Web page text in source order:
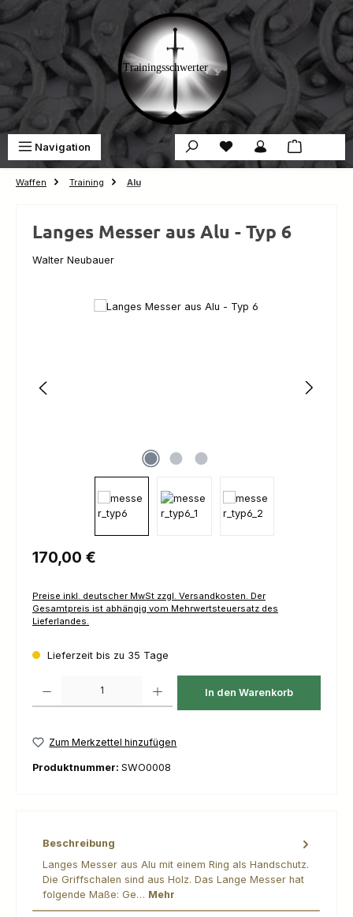
Zum Hauptinhalt springen
Navigation Du hast 0 Produkte auf
Waffen Training Alu
Langes Messer aus Alu - Typ 6
Walter Neubauer
Bildergalerie überspringen
Regulärer Preis:
170,00 €
Preise inkl. deutscher MwSt zzgl. Versandkosten. Der
Gesamtpreis ist abhängig vom Mehrwertsteuersatz des
Lieferlandes.
Lieferzeit bis zu 35 Tage
In den Warenkorb
Zum Merkzettel hinzufügen
Produktnummer: SWO0008
Beschreibung
Langes Messer aus Alu mit einem Ring als Handschutz.
Die Griffschalen sind aus Holz. Das Lange Messer hat
folgende Maße: Ge… Mehr